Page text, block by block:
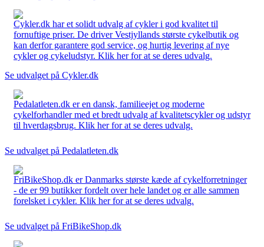
Cykler.dk har et solidt udvalg af cykler i god kvalitet til
fornuftige priser. De driver Vestjyllands største cykelbutik og
kan derfor garantere god service, og hurtig levering af nye
cykler og cykeludstyr. Klik her for at se deres udvalg.
Se udvalget på Cykler.dk
Pedalatleten.dk er en dansk, familieejet og moderne
cykelforhandler med et bredt udvalg af kvalitetscykler og udstyr
til hverdagsbrug. Klik her for at se deres udvalg.
Se udvalget på Pedalatleten.dk
FriBikeShop.dk er Danmarks største kæde af cykelforretninger
- de er 99 butikker fordelt over hele landet og er alle sammen
forelsket i cykler. Klik her for at se deres udvalg.
Se udvalget på FriBikeShop.dk